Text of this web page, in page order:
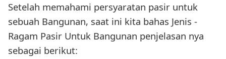
Setelah memahami persyaratan pasir untuk
sebuah Bangunan, saat ini kita bahas Jenis -
Ragam Pasir Untuk Bangunan penjelasan nya
sebagai berikut: